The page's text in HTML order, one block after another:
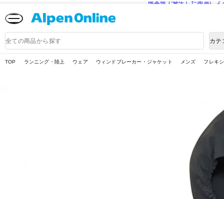
熊本県で発生した地震に
品
検
カテ
TOP ランニング・陸上 ウェア ウィンドブレーカー・ジャケット メンズ フレキ